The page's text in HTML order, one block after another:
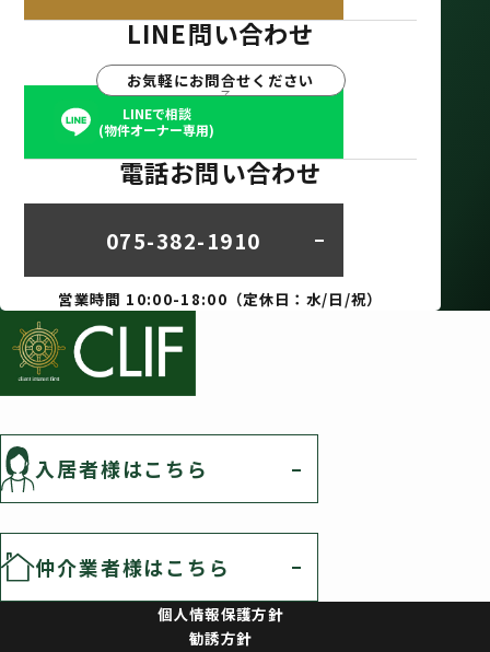
LINE問い合わせ
お気軽にお問合せください
LINEで相談
(物件オーナー専用)
電話お問い合わせ
075-382-1910
営業時間 10:00-18:00（定休日：水/日/祝）
入居者様はこちら
仲介業者様はこちら
個人情報保護方針
勧誘方針